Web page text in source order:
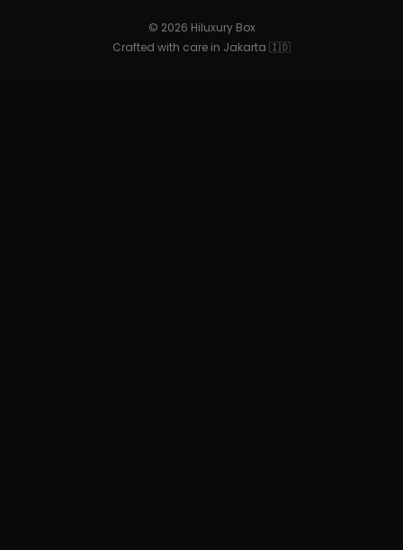
© 2026 Hiluxury Box
Crafted with care in Jakarta 🇮🇩